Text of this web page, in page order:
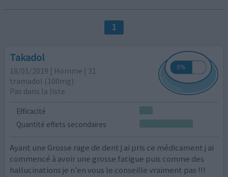
1
Takadol
18/01/2019 | Homme | 31
tramadol (100mg)
Pas dans la liste
Efficacité
Quantité effets secondaires
Ayant une Grosse rage de dent j ai pris ce médicament j ai
commencé à avoir une grosse fatigue puis comme des
hallucinations je n’en vous le conseille vraiment pas !!!